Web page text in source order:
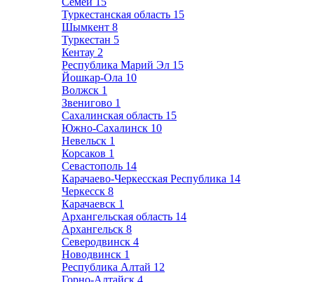
Туркестанская область 15
Шымкент 8
Туркестан 5
Кентау 2
Республика Марий Эл 15
Йошкар-Ола 10
Волжск 1
Звенигово 1
Сахалинская область 15
Южно-Сахалинск 10
Невельск 1
Корсаков 1
Севастополь 14
Карачаево-Черкесская Республика 14
Черкесск 8
Карачаевск 1
Архангельская область 14
Архангельск 8
Северодвинск 4
Новодвинск 1
Республика Алтай 12
Горно-Алтайск 4